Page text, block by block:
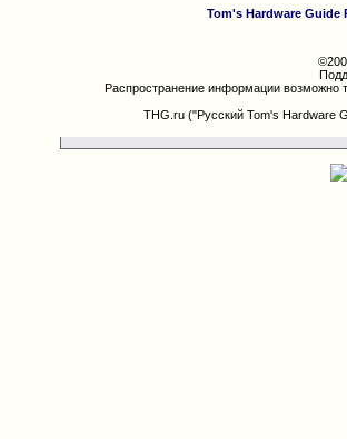
Tom's Hardware Guide
Распространение информации возможно
THG.ru ("Русский Tom's Hardware